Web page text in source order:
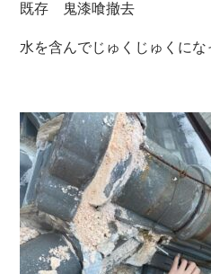
既存 鬼漆喰撤去
水を含んでじゅくじゅくにな